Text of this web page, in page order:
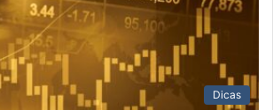
Dicas